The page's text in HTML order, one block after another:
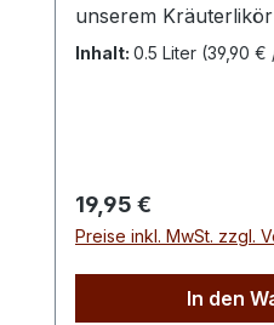
unserem
und findet sein Ende
aromatisiert und ist
Lagern Sie die
einem dunklen und
Inhalt: 0.5 Liter (39,90 €
Regulärer Preis:
19,95 €
Preise inkl. MwSt. zzgl.
In den